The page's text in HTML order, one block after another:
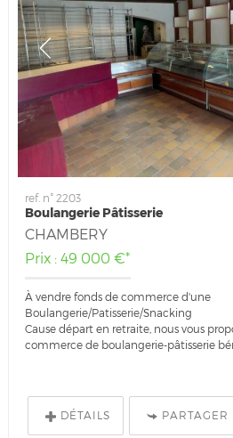
ref. n° 2203
Boulangerie Pâtisserie
CHAMBERY
Prix : 49 000 €*
À vendre fonds de commerce d'une
Boulangerie/Patisserie/Snacking
Cause départ en retraite, nous vous
commerce de boulangerie-pâtisserie
DÉTAILS PARTAGER